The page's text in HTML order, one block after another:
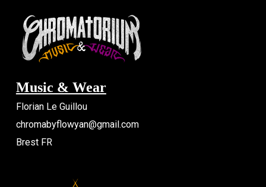
Music & Wear
Florian Le Guillou
chromabyflowyan@gmail.com
Brest FR